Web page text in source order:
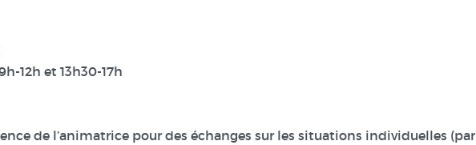
12h et 13h30-17h
de l’animatrice pour des échanges sur les situations individuelles (par